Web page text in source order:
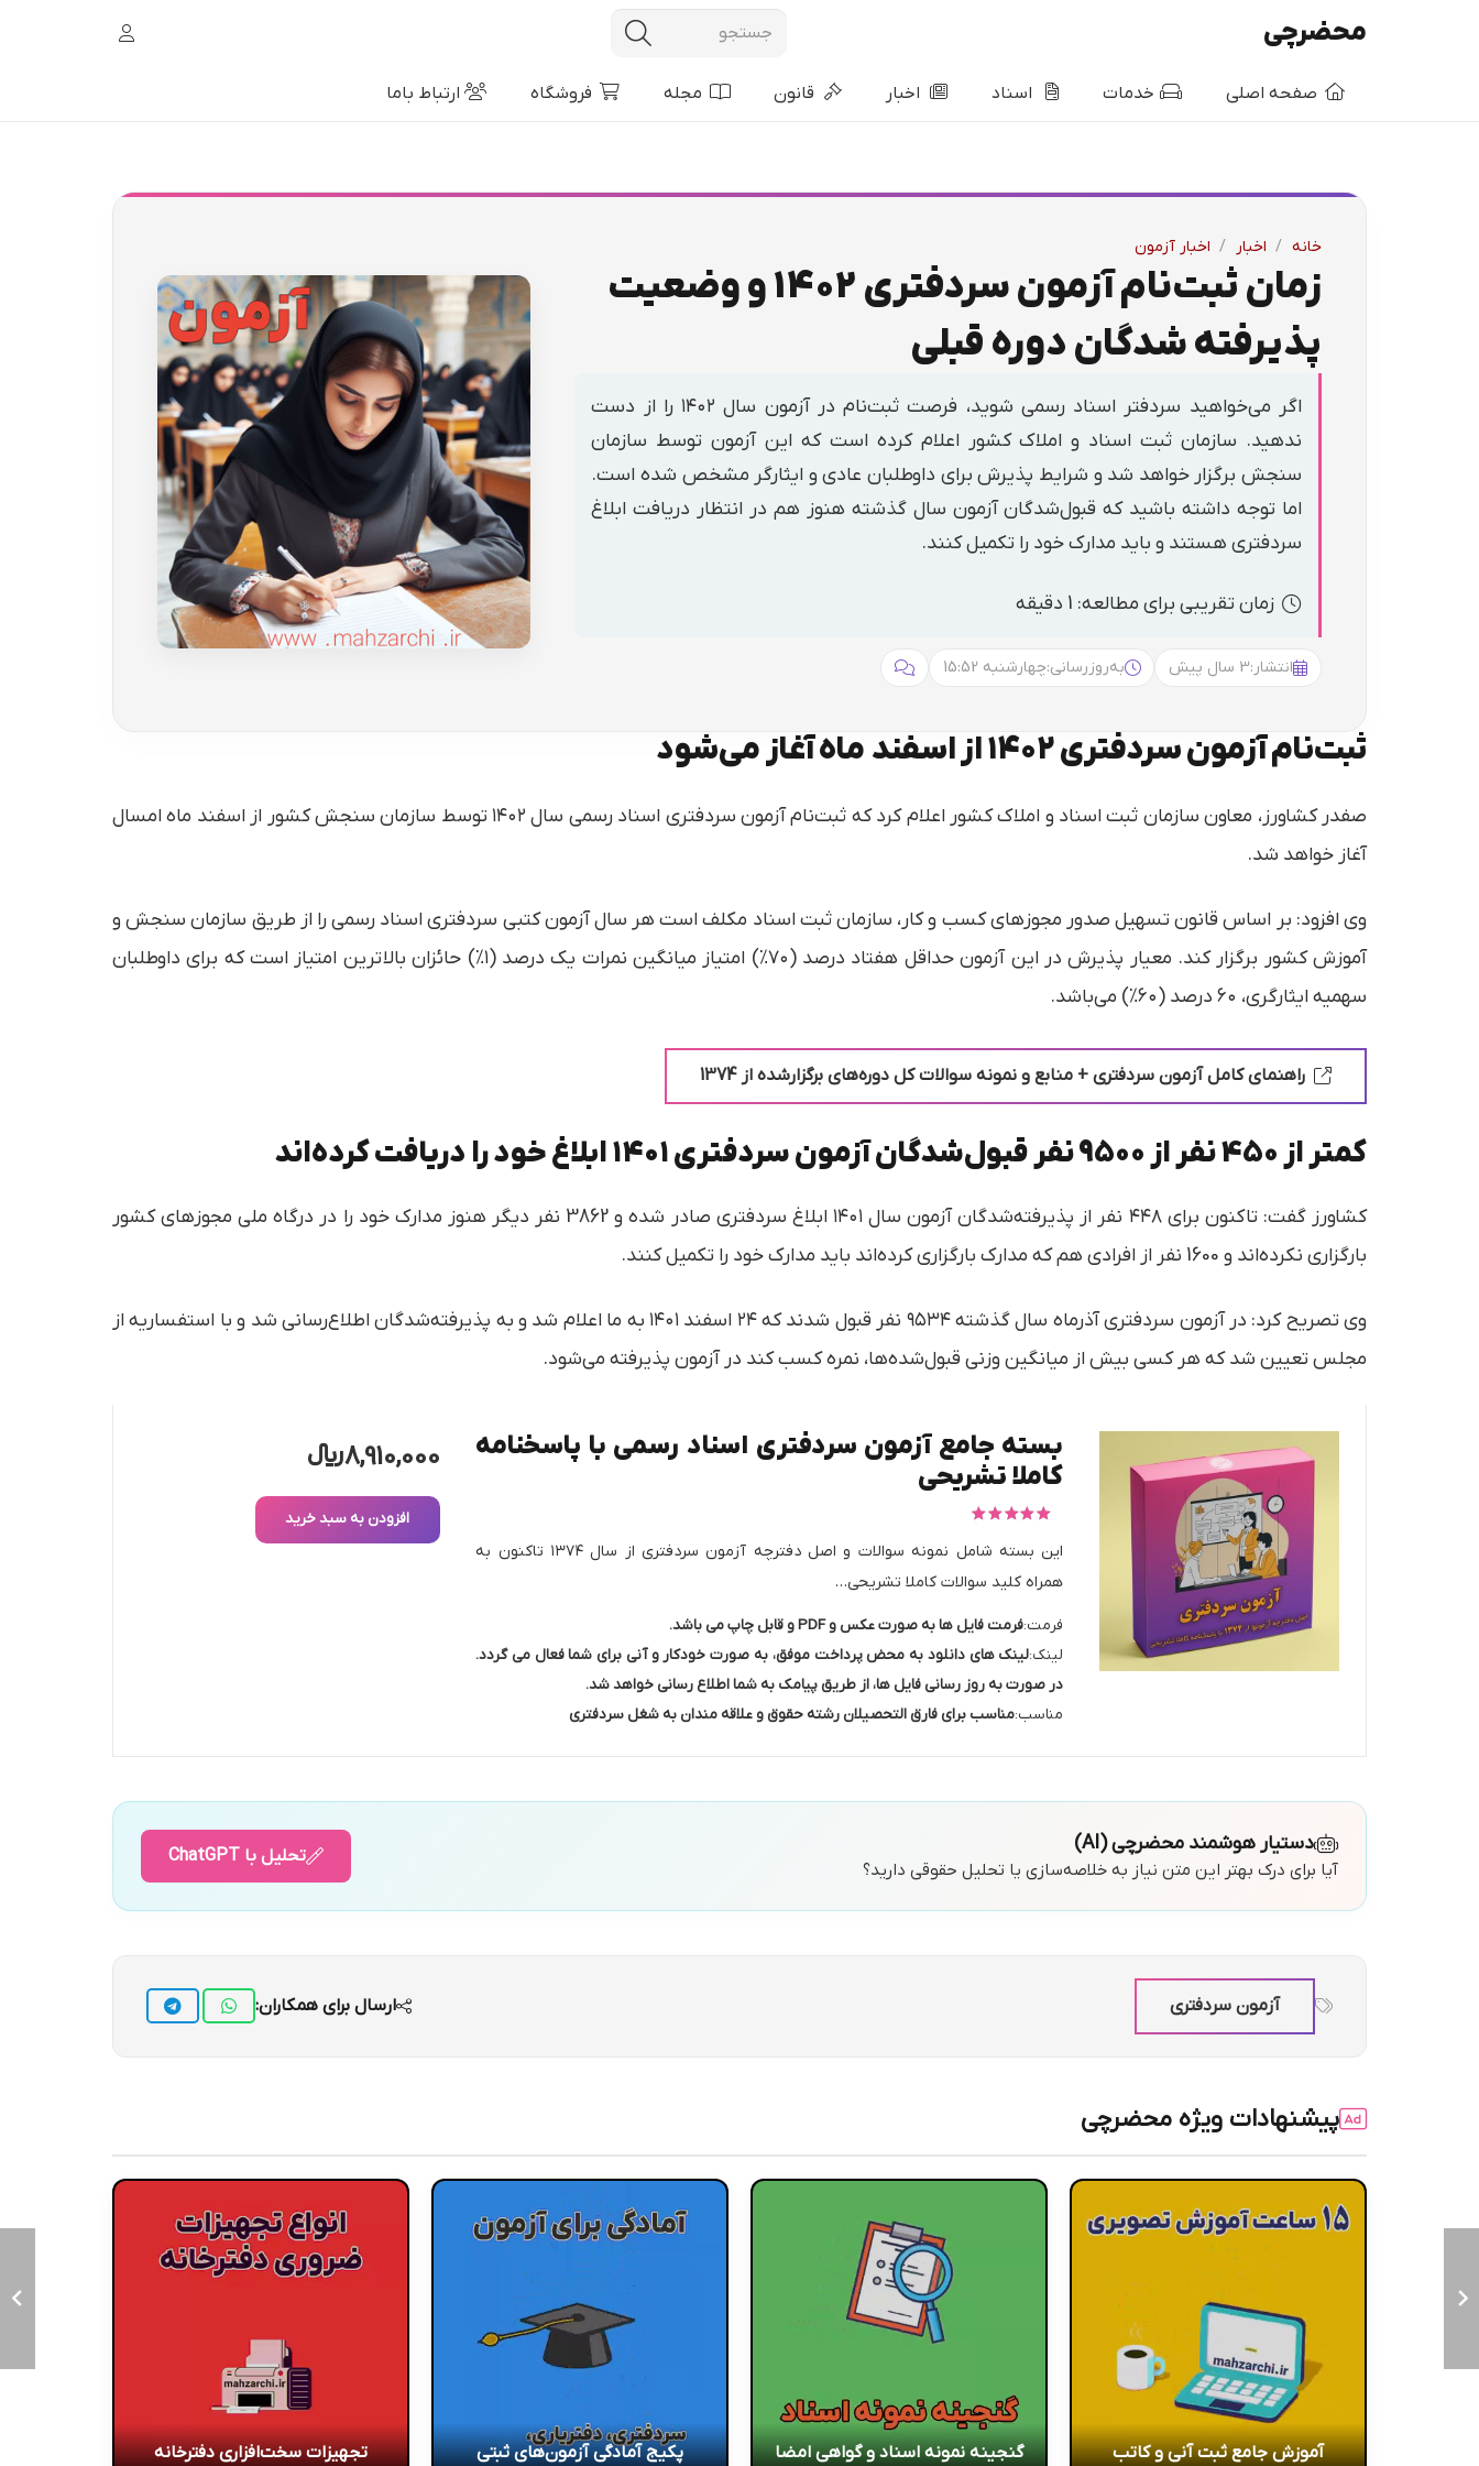
محضرچی
صفحه اصلی خدمات اسناد اخبار قانون مجله فروشگاه ارتباط باما
خانه / اخبار / اخبار آزمون
زمان ثبت‌نام آزمون سردفتری 1402 و وضعیت
پذیرفته شدگان دوره قبلی
اگر می‌خواهید سردفتر اسناد رسمی شوید، فرصت ثبت‌نام در آزمون سال ۱۴۰۲ را از دست
ندهید. سازمان ثبت اسناد و املاک کشور اعلام کرده است که این آزمون توسط سازمان
سنجش برگزار خواهد شد و شرایط پذیرش برای داوطلبان عادی و ایثارگر مشخص شده است.
اما توجه داشته باشید که قبول‌شدگان آزمون سال گذشته هنوز هم در انتظار دریافت ابلاغ
سردفتری هستند و باید مدارک خود را تکمیل کنند.
زمان تقریبی برای مطالعه: 1 دقیقه
انتشار:3 سال پیش به‌روزرسانی:چهارشنبه 15:52
ثبت‌نام آزمون سردفتری ۱۴۰۲ از اسفند ماه آغاز می‌شود
صفدر کشاورز، معاون سازمان ثبت اسناد و املاک کشور اعلام کرد که ثبت‌نام آزمون سردفتری اسناد رسمی سال ۱۴۰۲ توسط سازمان سنجش کشور از اسفند ماه امسال
آغاز خواهد شد.
وی افزود: بر اساس قانون تسهیل صدور مجوزهای کسب و کار، سازمان ثبت اسناد مکلف است هر سال آزمون کتبی سردفتری اسناد رسمی را از طریق سازمان سنجش و
آموزش کشور برگزار کند. معیار پذیرش در این آزمون حداقل هفتاد درصد (۷۰%) امتیاز میانگین نمرات یک درصد (۱%) حائزان بالاترین امتیاز است که برای داوطلبان
سهمیه ایثارگری، ۶۰ درصد (۶۰%) می‌باشد.
راهنمای کامل آزمون سردفتری + منابع و نمونه سوالات کل دوره‌های برگزارشده از 1374
کمتر از 450 نفر از 9500 نفر قبول‌شدگان آزمون سردفتری ۱۴۰۱ ابلاغ خود را دریافت کرده‌اند
کشاورز گفت: تاکنون برای ۴۴۸ نفر از پذیرفته‌شدگان آزمون سال ۱۴۰۱ ابلاغ سردفتری صادر شده و 3862 نفر دیگر هنوز مدارک خود را در درگاه ملی مجوزهای کشور
بارگزاری نکرده‌اند و 1600 نفر از افرادی هم که مدارک بارگزاری کرده‌اند باید مدارک خود را تکمیل کنند.
وی تصریح کرد: در آزمون سردفتری آذرماه سال گذشته ۹۵۳۴ نفر قبول شدند که ۲۴ اسفند ۱۴۰۱ به ما اعلام شد و به پذیرفته‌شدگان اطلاع‌رسانی شد و با استفساریه از
مجلس تعیین شد که هر کسی بیش از میانگین وزنی قبول‌شده‌ها، نمره کسب کند در آزمون پذیرفته می‌شود.
بسته جامع آزمون سردفتری اسناد رسمی با پاسخنامه
کاملا تشریحی
این بسته شامل نمونه سوالات و اصل دفترچه آزمون سردفتری از سال ۱۳۷۴ تاکنون به
همراه کلید سوالات کاملا تشریحی…
فرمت:فرمت فایل ها به صورت عکس و PDF و قابل چاپ می باشد.
لینک:لینک های دانلود به محض پرداخت موفق، به صورت خودکار و آنی برای شما فعال می گردد.
در صورت به روز رسانی فایل ها، از طریق پیامک به شما اطلاع رسانی خواهد شد.
مناسب:مناسب برای فارق التحصیلان رشته حقوق و علاقه مندان به شغل سردفتری
8,910,000﷼
افزودن به سبد خرید
دستیار هوشمند محضرچی (AI)
آیا برای درک بهتر این متن نیاز به خلاصه‌سازی یا تحلیل حقوقی دارید؟
تحلیل با ChatGPT
آزمون سردفتری ارسال برای همکاران:
پیشنهادات ویژه محضرچی
آموزش جامع ثبت آنی و کاتب گنجینه نمونه اسناد و گواهی امضا پکیج آمادگی آزمون‌های ثبتی تجهیزات سخت‌افزاری دفترخانه